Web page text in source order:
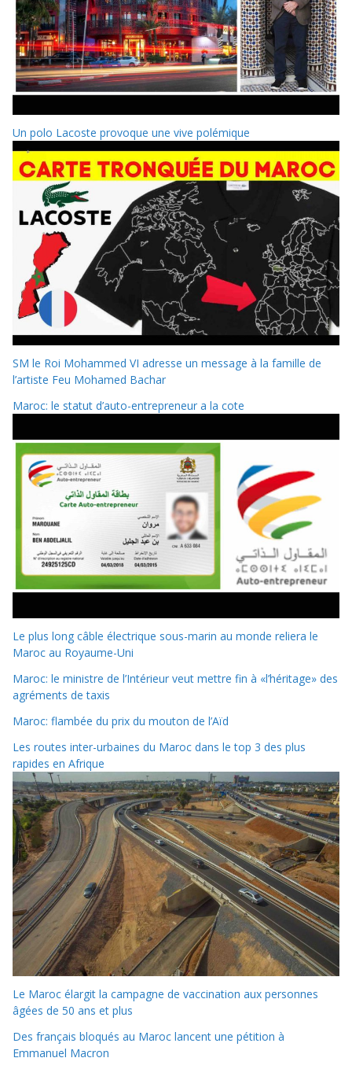
Un polo Lacoste provoque une vive polémique
SM le Roi Mohammed VI adresse un message à la famille de
l’artiste Feu Mohamed Bachar
Maroc: le statut d’auto-entrepreneur a la cote
Le plus long câble électrique sous-marin au monde reliera le
Maroc au Royaume-Uni
Maroc: le ministre de l’Intérieur veut mettre fin à «l’héritage» des
agréments de taxis
Maroc: flambée du prix du mouton de l’Aïd
Les routes inter-urbaines du Maroc dans le top 3 des plus
rapides en Afrique
Le Maroc élargit la campagne de vaccination aux personnes
âgées de 50 ans et plus
Des français bloqués au Maroc lancent une pétition à
Emmanuel Macron